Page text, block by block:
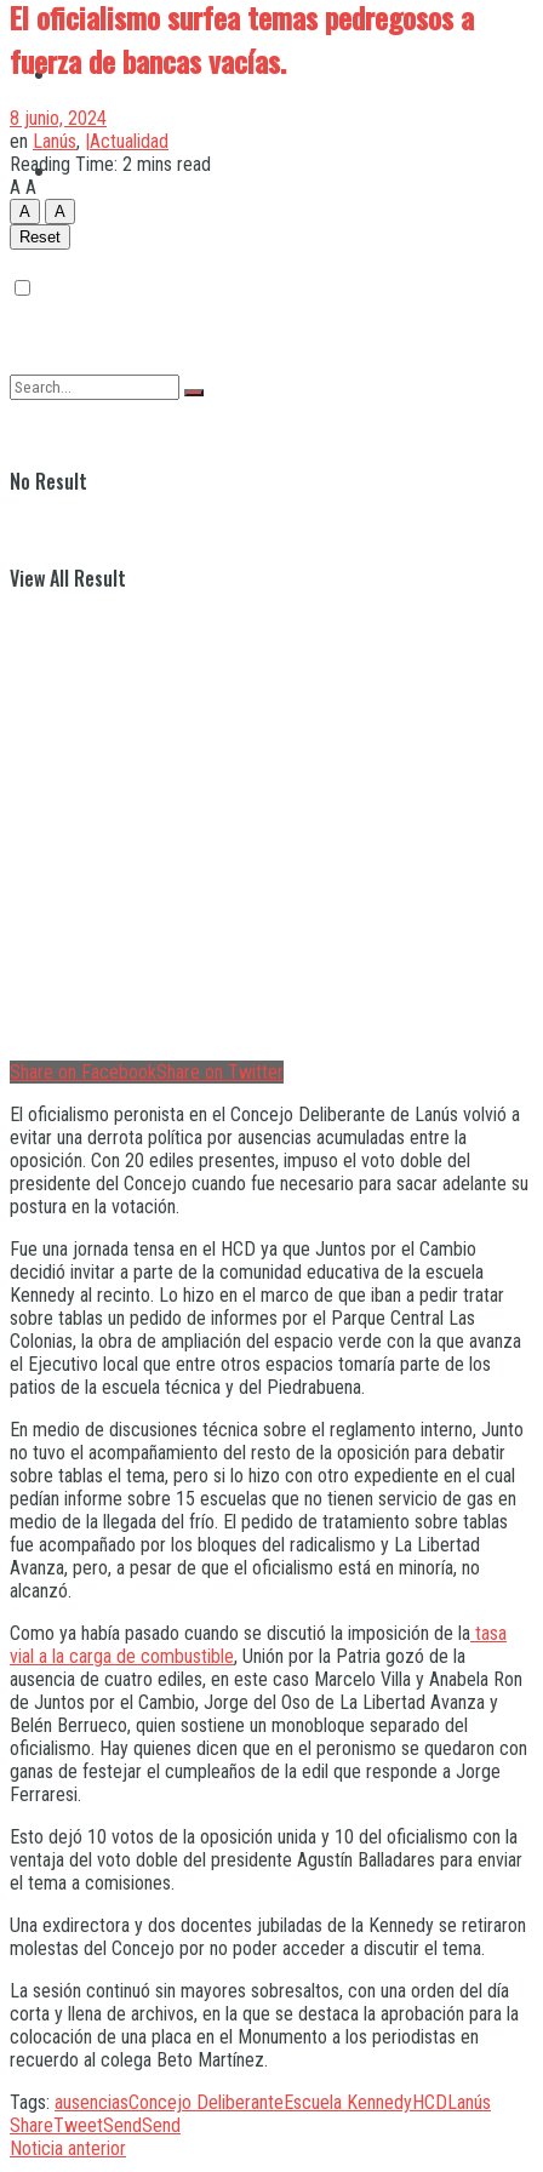
Quilmes
Varela
No Result
View All Result
El oficialismo surfea temas pedregosos a
fuerza de bancas vacías.
8 junio, 2024
en Lanús, |Actualidad
Reading Time: 2 mins read
A A
A
A
Reset
Share on FacebookShare on Twitter
El oficialismo peronista en el Concejo Deliberante de Lanús volvió a
evitar una derrota política por ausencias acumuladas entre la
oposición. Con 20 ediles presentes, impuso el voto doble del
presidente del Concejo cuando fue necesario para sacar adelante su
postura en la votación.
Fue una jornada tensa en el HCD ya que Juntos por el Cambio
decidió invitar a parte de la comunidad educativa de la escuela
Kennedy al recinto. Lo hizo en el marco de que iban a pedir tratar
sobre tablas un pedido de informes por el Parque Central Las
Colonias, la obra de ampliación del espacio verde con la que avanza
el Ejecutivo local que entre otros espacios tomaría parte de los
patios de la escuela técnica y del Piedrabuena.
En medio de discusiones técnica sobre el reglamento interno, Junto
no tuvo el acompañamiento del resto de la oposición para debatir
sobre tablas el tema, pero si lo hizo con otro expediente en el cual
pedían informe sobre 15 escuelas que no tienen servicio de gas en
medio de la llegada del frío. El pedido de tratamiento sobre tablas
fue acompañado por los bloques del radicalismo y La Libertad
Avanza, pero, a pesar de que el oficialismo está en minoría, no
alcanzó.
Como ya había pasado cuando se discutió la imposición de la tasa
vial a la carga de combustible, Unión por la Patria gozó de la
ausencia de cuatro ediles, en este caso Marcelo Villa y Anabela Ron
de Juntos por el Cambio, Jorge del Oso de La Libertad Avanza y
Belén Berrueco, quien sostiene un monobloque separado del
oficialismo. Hay quienes dicen que en el peronismo se quedaron con
ganas de festejar el cumpleaños de la edil que responde a Jorge
Ferraresi.
Esto dejó 10 votos de la oposición unida y 10 del oficialismo con la
ventaja del voto doble del presidente Agustín Balladares para enviar
el tema a comisiones.
Una exdirectora y dos docentes jubiladas de la Kennedy se retiraron
molestas del Concejo por no poder acceder a discutir el tema.
La sesión continuó sin mayores sobresaltos, con una orden del día
corta y llena de archivos, en la que se destaca la aprobación para la
colocación de una placa en el Monumento a los periodistas en
recuerdo al colega Beto Martínez.
Tags: ausenciasConcejo DeliberanteEscuela KennedyHCDLanús
ShareTweetSendSend
Noticia anterior